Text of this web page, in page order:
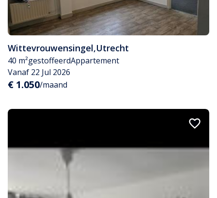
Wittevrouwensingel,Utrecht
40 m²gestoffeerdAppartement
Vanaf 22 Jul 2026
€ 1.050/maand